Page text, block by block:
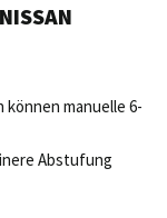
manuelle 6-
Abstufung